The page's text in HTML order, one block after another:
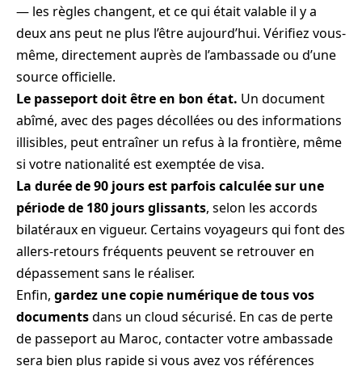
— les règles changent, et ce qui était valable il y a
deux ans peut ne plus l’être aujourd’hui. Vérifiez vous-
même, directement auprès de l’ambassade ou d’une
source officielle.
Le passeport doit être en bon état. Un document
abîmé, avec des pages décollées ou des informations
illisibles, peut entraîner un refus à la frontière, même
si votre nationalité est exemptée de visa.
La durée de 90 jours est parfois calculée sur une
période de 180 jours glissants, selon les accords
bilatéraux en vigueur. Certains voyageurs qui font des
allers-retours fréquents peuvent se retrouver en
dépassement sans le réaliser.
Enfin, gardez une copie numérique de tous vos
documentsdans un cloud sécurisé. En cas de perte
de passeport au Maroc, contacter votre ambassade
sera bien plus rapide si vous avez vos références